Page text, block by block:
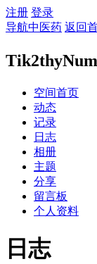
注册 登录
导航中医药 返回
空间首页
动态
记录
日志
相册
主题
分享
留言板
个人资料
日志